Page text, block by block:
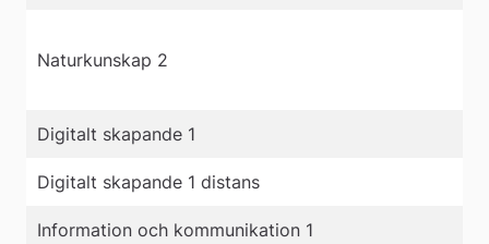
Naturkunskap 2
Digitalt skapande 1
Digitalt skapande 1 distans
Information och kommunikation 1